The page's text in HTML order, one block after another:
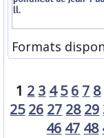
Formats
1 2 3 4 5 6 7 8
25 26 27 28 29
46 47 48